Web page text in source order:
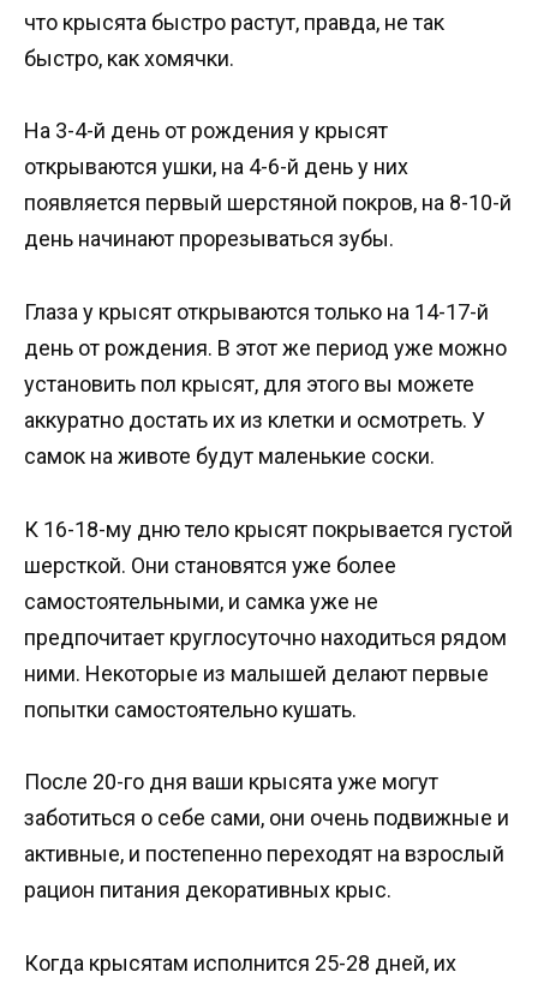
что крысята быстро растут, правда, не так
быстро, как хомячки.
На 3-4-й день от рождения у крысят
открываются ушки, на 4-6-й день у них
появляется первый шерстяной покров, на 8-10-й
день начинают прорезываться зубы.
Глаза у крысят открываются только на 14-17-й
день от рождения. В этот же период уже можно
установить пол крысят, для этого вы можете
аккуратно достать их из клетки и осмотреть. У
самок на животе будут маленькие соски.
К 16-18-му дню тело крысят покрывается густой
шерсткой. Они становятся уже более
самостоятельными, и самка уже не
предпочитает круглосуточно находиться рядом
ними. Некоторые из малышей делают первые
попытки самостоятельно кушать.
После 20-го дня ваши крысята уже могут
заботиться о себе сами, они очень подвижные и
активные, и постепенно переходят на взрослый
рацион питания декоративных крыс.
Когда крысятам исполнится 25-28 дней, их